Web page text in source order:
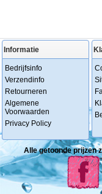
Informatie
Bedrijfsinfo
Verzendinfo
Retourneren
Algemene
Voorwaarden
Privacy Policy
Alle getoonde prijzen